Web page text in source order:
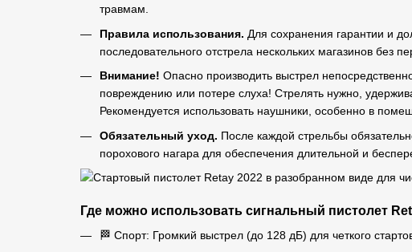
травмам.
Правила использования. Для сохранения гарантии и
последовательного отстрела нескольких магазинов без
Внимание! Опасно производить выстрел
повреждению или потере слуха! Стрелять нужно,
Рекомендуется использовать наушники, особенно в
Обязательный уход. После каждой стрельбы
порохового нагара для обеспечения длительной и
Где можно использовать сигнальный пистолет
🏁 Спорт: Громкий выстрел (до 128 дБ) для четкого